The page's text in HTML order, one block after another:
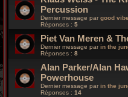
Percussion
Dernier message par good
Réponses : 5
Piet Van Meren &
Dernier message parin the
Réponses : 8
Alan Parker/Alan
Powerhouse
Dernier message par in the
Réponses : 14